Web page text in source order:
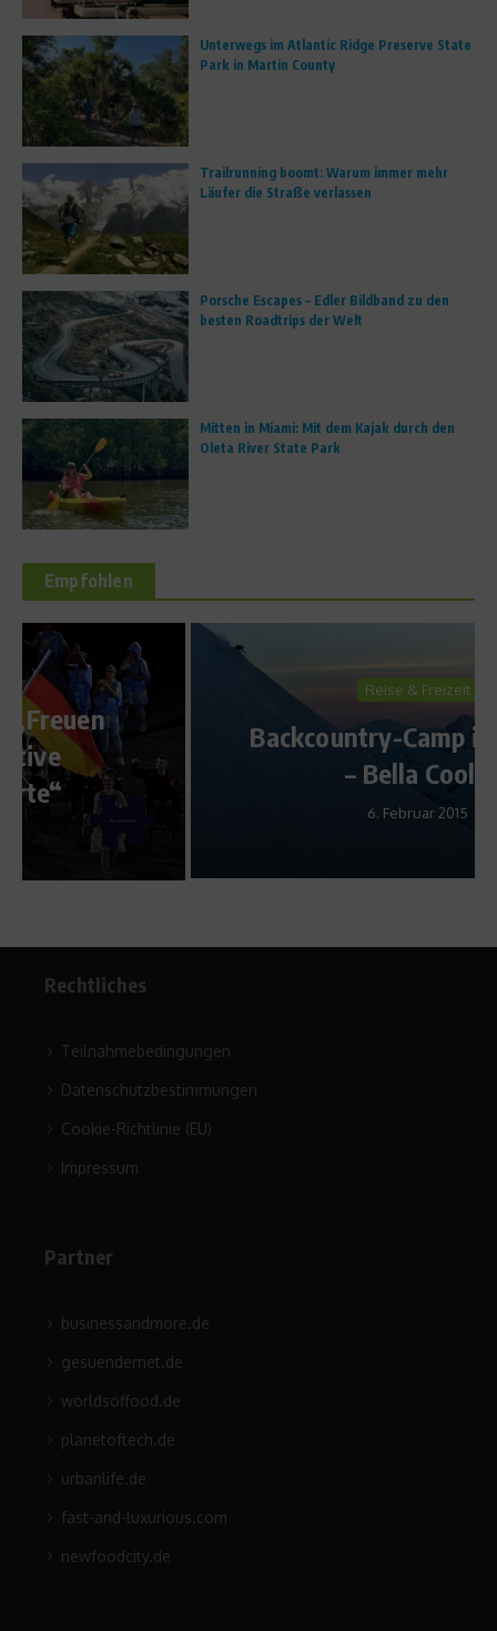
Unterwegs im Atlantic Ridge Preserve State
Park in Martin County
Trailrunning boomt: Warum immer mehr
Läufer die Straße verlassen
Porsche Escapes – Edler Bildband zu den
besten Roadtrips der Welt
Mitten in Miami: Mit dem Kajak durch den
Oleta River State Park
Empfohlen
Reise & Freizeit
Backcountry-Camp in Kanada
Rechtliches
Teilnahmebedingungen
Datenschutzbestimmungen
Cookie-Richtlinie (EU)
Impressum
Partner
businessandmore.de
gesuendernet.de
worldsoffood.de
planetoftech.de
urbanlife.de
fast-and-luxurious.com
newfoodcity.de